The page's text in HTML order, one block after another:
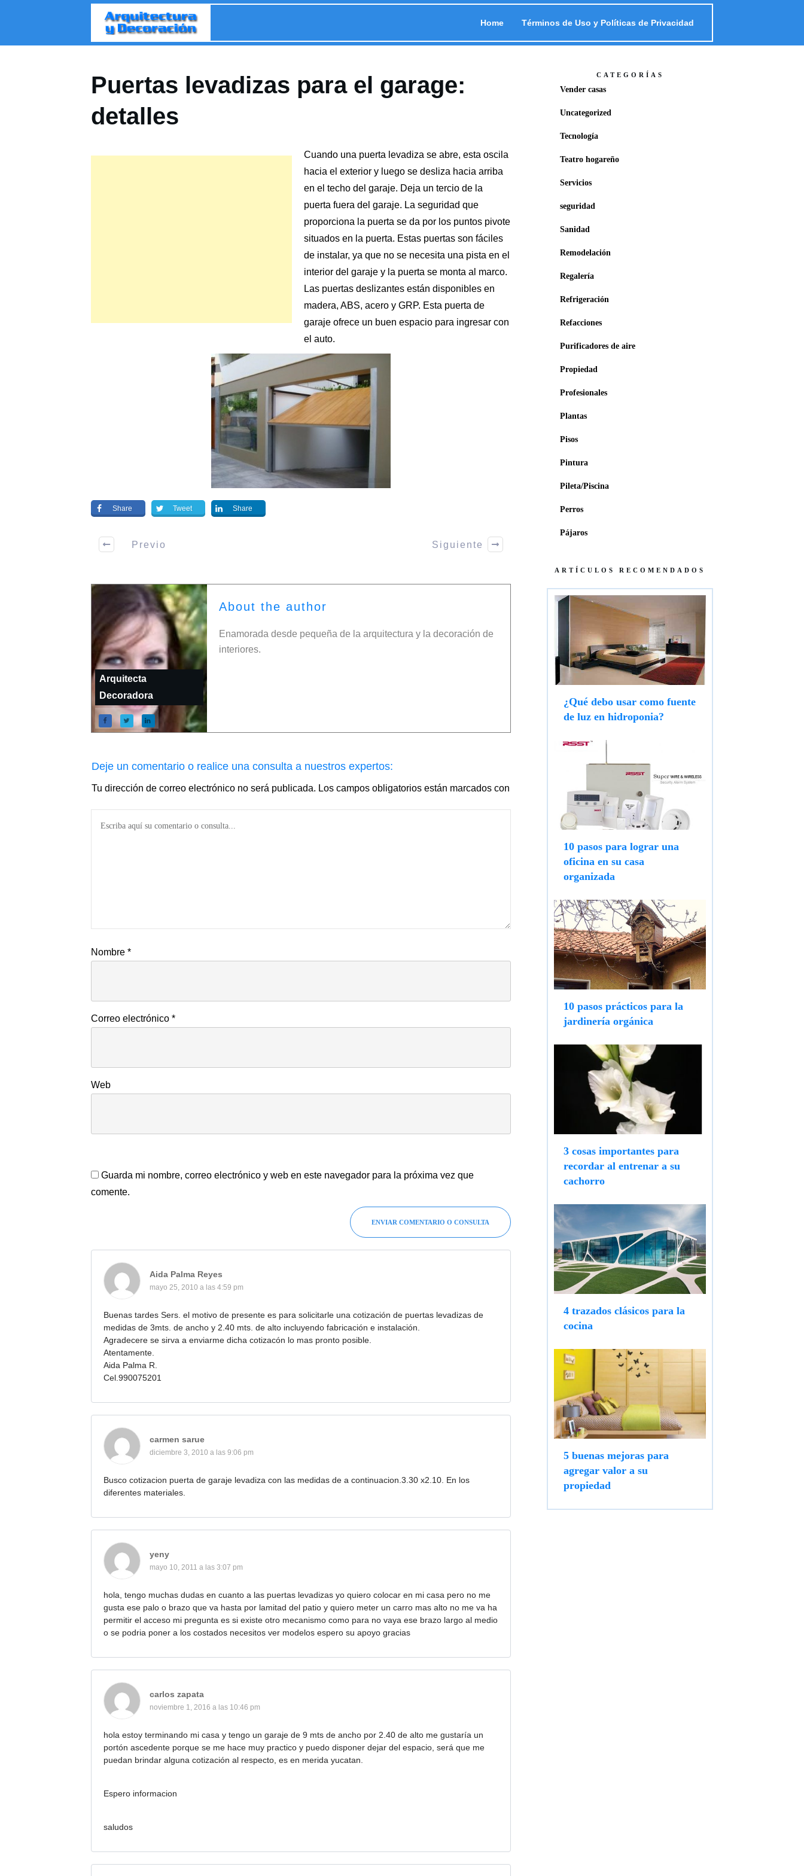
Home Términos de Uso y Políticas de Privacidad
Puertas levadizas para el garage:
detalles
Cuando una puerta levadiza se abre, esta oscila
hacia el exterior y luego se desliza hacia arriba
en el techo del garaje. Deja un tercio de la
puerta fuera del garaje. La seguridad que
proporciona la puerta se da por los puntos pivote
situados en la puerta. Estas puertas son fáciles
de instalar, ya que no se necesita una pista en el
interior del garaje y la puerta se monta al marco.
Las puertas deslizantes están disponibles en
madera, ABS, acero y GRP. Esta puerta de
garaje ofrece un buen espacio para ingresar con
el auto.
Share Tweet Share
Previo Siguiente
Arquitecta
Decoradora
About the author
Enamorada desde pequeña de la arquitectura y la decoración de
interiores.
Deje un comentario o realice una consulta a nuestros expertos:
Tu dirección de correo electrónico no será publicada. Los campos obligatorios están marcados con
Nombre *
Correo electrónico *
Web
Guarda mi nombre, correo electrónico y web en este navegador para la próxima vez que
comente.
ENVIAR COMENTARIO O CONSULTA
Aida Palma Reyes
mayo 25, 2010 a las 4:59 pm
Buenas tardes Sers. el motivo de presente es para solicitarle una cotización de puertas levadizas de
medidas de 3mts. de ancho y 2.40 mts. de alto incluyendo fabricación e instalación.
Agradecere se sirva a enviarme dicha cotizacón lo mas pronto posible.
Atentamente.
Aida Palma R.
Cel.990075201
carmen sarue
diciembre 3, 2010 a las 9:06 pm
Busco cotizacion puerta de garaje levadiza con las medidas de a continuacion.3.30 x2.10. En los
diferentes materiales.
yeny
mayo 10, 2011 a las 3:07 pm
hola, tengo muchas dudas en cuanto a las puertas levadizas yo quiero colocar en mi casa pero no me
gusta ese palo o brazo que va hasta por lamitad del patio y quiero meter un carro mas alto no me va ha
permitir el acceso mi pregunta es si existe otro mecanismo como para no vaya ese brazo largo al medio
o se podria poner a los costados necesitos ver modelos espero su apoyo gracias
carlos zapata
noviembre 1, 2016 a las 10:46 pm
hola estoy terminando mi casa y tengo un garaje de 9 mts de ancho por 2.40 de alto me gustaría un
portón ascedente porque se me hace muy practico y puedo disponer dejar del espacio, será que me
puedan brindar alguna cotización al respecto, es en merida yucatan.
Espero informacion
saludos
CATEGORÍAS
Vender casas
Uncategorized
Tecnología
Teatro hogareño
Servicios
seguridad
Sanidad
Remodelación
Regalería
Refrigeración
Refacciones
Purificadores de aire
Propiedad
Profesionales
Plantas
Pisos
Pintura
Pileta/Piscina
Perros
Pájaros
ARTÍCULOS RECOMENDADOS
¿Qué debo usar como fuente
de luz en hidroponia?
10 pasos para lograr una
oficina en su casa
organizada
10 pasos prácticos para la
jardinería orgánica
3 cosas importantes para
recordar al entrenar a su
cachorro
4 trazados clásicos para la
cocina
5 buenas mejoras para
agregar valor a su
propiedad